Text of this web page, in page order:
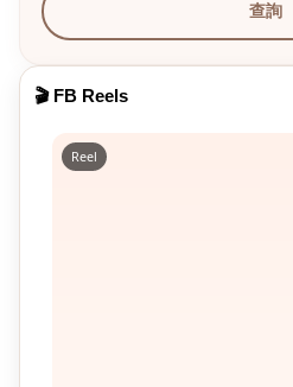
查詢
🎬 FB Reels
Reel